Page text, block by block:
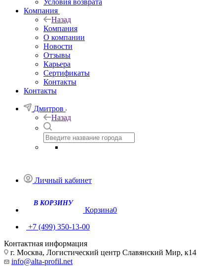
Условия возврата
Компания
Назад
Компания
О компании
Новости
Отзывы
Карьера
Сертификаты
Контакты
Контакты
Дмитров
Назад
Личный кабинет
Корзина0
+7 (499) 350-13-00
Контактная информация
г. Москва, Логистический центр Славянский Мир, к14
info@alta-profil.net